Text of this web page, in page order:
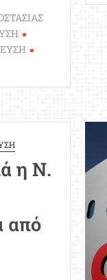
η Ν.
από